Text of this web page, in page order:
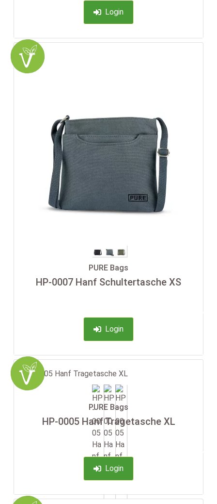
Login
PURE Bags
HP-0007 Hanf Schultertasche XS
Login
-35%
PURE Bags
HP-0005 Hanf Tragetasche XL
Login
-35%